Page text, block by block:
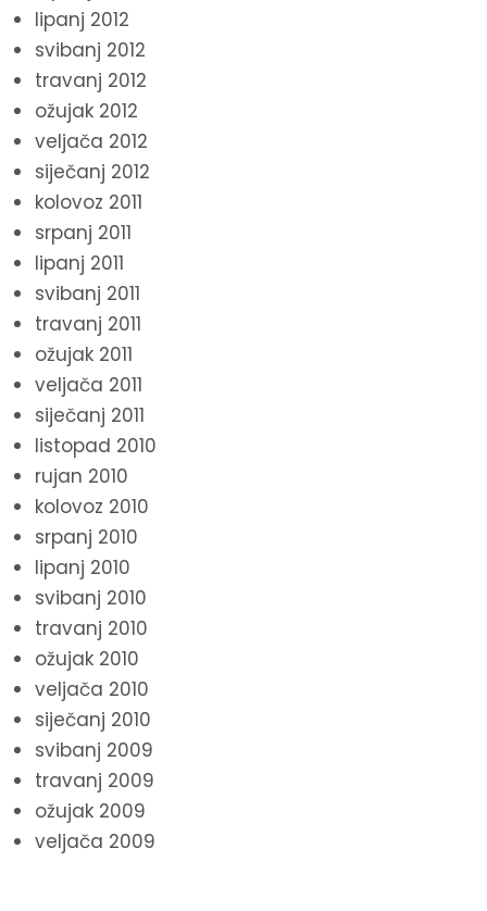
lipanj 2012
svibanj 2012
travanj 2012
ožujak 2012
veljača 2012
siječanj 2012
kolovoz 2011
srpanj 2011
lipanj 2011
svibanj 2011
travanj 2011
ožujak 2011
veljača 2011
siječanj 2011
listopad 2010
rujan 2010
kolovoz 2010
srpanj 2010
lipanj 2010
svibanj 2010
travanj 2010
ožujak 2010
veljača 2010
siječanj 2010
svibanj 2009
travanj 2009
ožujak 2009
veljača 2009